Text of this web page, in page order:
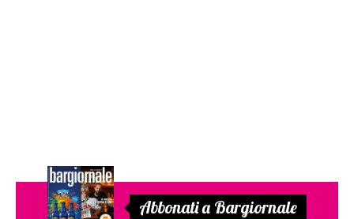
Abbonati a Bargiornale